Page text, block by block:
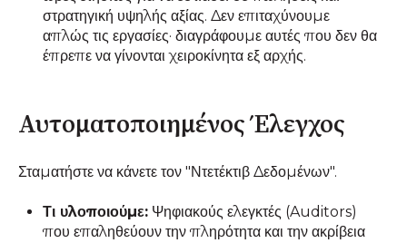
στρατηγική υψηλής αξίας. Δεν επιταχύνουμε
απλώς τις εργασίες· διαγράφουμε αυτές που δεν θα
έπρεπε να γίνονται χειροκίνητα εξ αρχής.
Αυτοματοποιημένος Έλεγχος
Σταματήστε να κάνετε τον "Ντετέκτιβ Δεδομένων".
Τι υλοποιούμε: Ψηφιακούς ελεγκτές (Auditors)
που επαληθεύουν την πληρότητα και την ακρίβεια